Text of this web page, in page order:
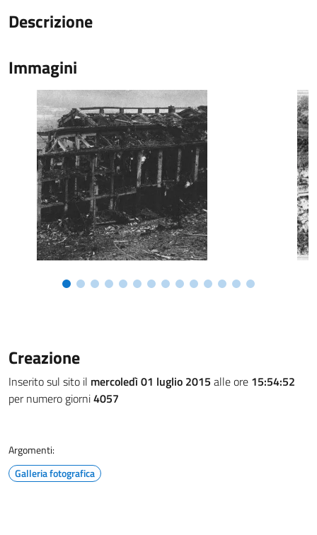
Descrizione
Immagini
Creazione
Inserito sul sito il mercoledì 01 luglio 2015 alle ore 15:54:52
per numero giorni4057
Argomenti:
Galleria fotografica